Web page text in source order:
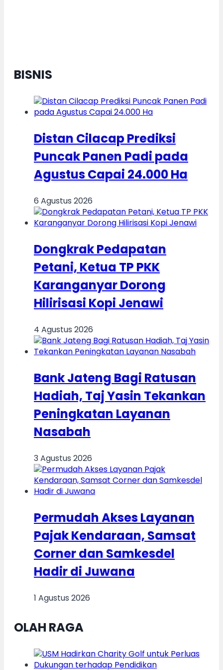
BISNIS
Distan Cilacap Prediksi
Puncak Panen Padi pada
Agustus Capai 24.000 Ha
6 Agustus 2026
Dongkrak Pedapatan
Petani, Ketua TP PKK
Karanganyar Dorong
Hilirisasi Kopi Jenawi
4 Agustus 2026
Bank Jateng Bagi Ratusan
Hadiah, Taj Yasin Tekankan
Peningkatan Layanan
Nasabah
3 Agustus 2026
Permudah Akses Layanan
Pajak Kendaraan, Samsat
Corner dan Samkesdel
Hadir di Juwana
1 Agustus 2026
OLAH RAGA